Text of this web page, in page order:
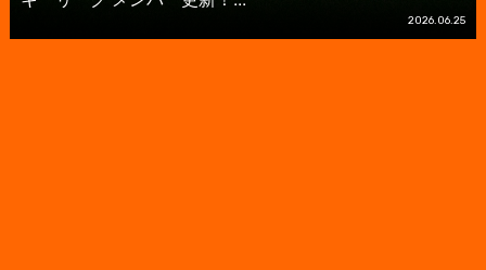
2026.06.25